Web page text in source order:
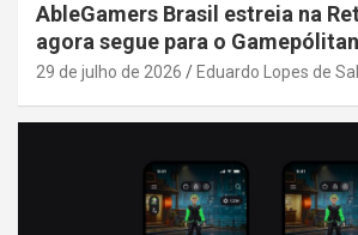
AbleGamers Brasil estreia na
agora segue para o
29 de julho de 2026 Eduardo Lopes de